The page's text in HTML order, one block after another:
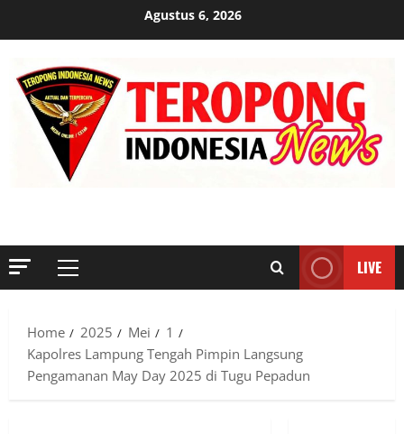
Agustus 6, 2026
Primary
LIVE
Home 2025 Mei
1
Kapolres Lampung Tengah Pimpin Langsung
Pengamanan May Day 2025 di Tugu Pepadun